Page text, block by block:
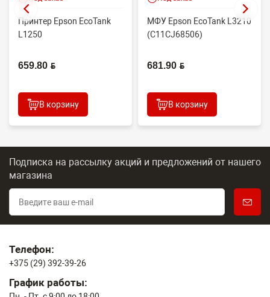
Принтер Epson EcoTank
L1250
659.80 BYN
В корзину
МФУ Epson EcoTank L3210
(C11CJ68506)
681.90 BYN
В корзину
Подписка на рассылку акций и предложений от нашего
магазина
Телефон:
+375 (29) 392-39-26
График работы: